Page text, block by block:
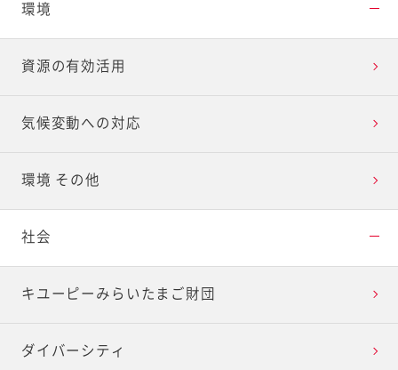
環境
資源の有効活用
気候変動への対応
環境 その他
社会
キユーピーみらいたまご財団
ダイバーシティ